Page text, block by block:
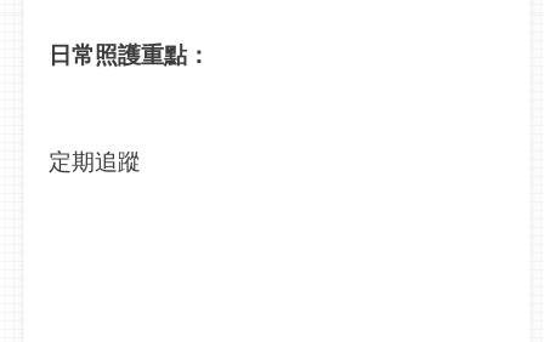
日常照護重點：
定期追蹤